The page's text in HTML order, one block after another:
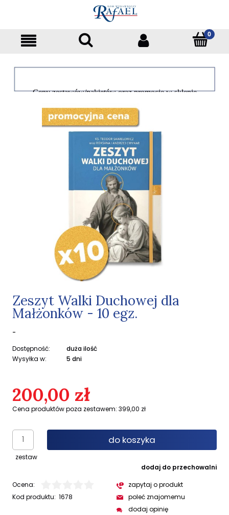
Ceny zestawów/pakietów oraz promocje w sklepie
Zeszyt Walki Duchowej dla
Małżonków - 10 egz.
-
Dostępność:
duża ilość
Wysyłka w:
5 dni
200,00 zł
Cena produktów poza zestawem: 399,00 zł
zestaw
do koszyka
dodaj do przechowalni
Ocena:
Kod produktu: 1678
zapytaj o produkt
poleć znajomemu
dodaj opinię